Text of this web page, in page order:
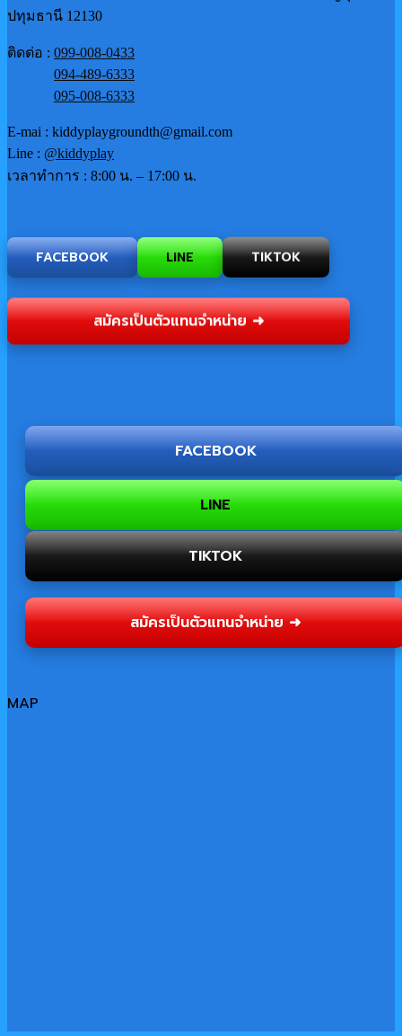
ปทุมธานี 12130
ติดต่อ : 099-008-0433
094-489-6333
095-008-6333
E-mai : kiddyplaygroundth@gmail.com
Line : @kiddyplay
เวลาทำการ : 8:00 น. – 17:00 น.
FACEBOOK LINE TIKTOK
สมัครเป็นตัวแทนจำหน่าย ➜
FACEBOOK
LINE
TIKTOK
สมัครเป็นตัวแทนจำหน่าย ➜
MAP